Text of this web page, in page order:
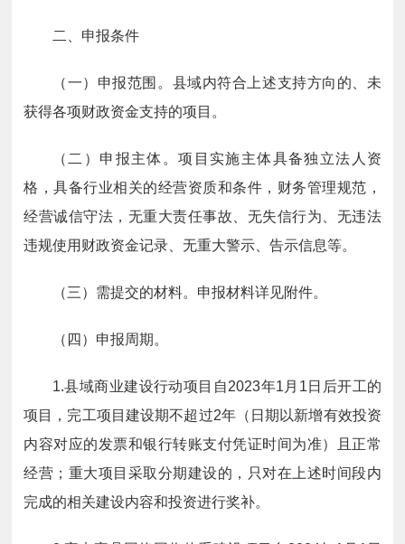
二、申报条件
（一）申报范围。县域内符合上述支持方向的、未
获得各项财政资金支持的项目。
（二）申报主体。项目实施主体具备独立法人资
格，具备行业相关的经营资质和条件，财务管理规范，
经营诚信守法，无重大责任事故、无失信行为、无违法
违规使用财政资金记录、无重大警示、告示信息等。
（三）需提交的材料。申报材料详见附件。
（四）申报周期。
1.县域商业建设行动项目自2023年1月1日后开工的
项目，完工项目建设期不超过2年（日期以新增有效投资
内容对应的发票和银行转账支付凭证时间为准）且正常
经营；重大项目采取分期建设的，只对在上述时间段内
完成的相关建设内容和投资进行奖补。